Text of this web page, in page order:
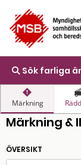
Sök farliga
Märkning
Märkning &
ÖVERSIKT